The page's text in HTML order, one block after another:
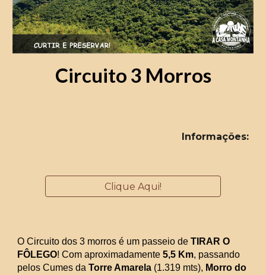
Circuito 3 Morros
Informações:
Clique Aqui!
O Circuito dos 3 morros é um passeio de TIRAR O
FÔLEGO! Com aproximadamente 5,5 Km, passando
pelos Cumes da Torre Amarela (1.319 mts), Morro do